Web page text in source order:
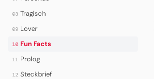
08 Tragisch
09 Lover
10 Fun Facts
11 Prolog
12 Steckbrief